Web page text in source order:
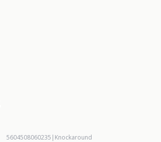
5604508060235 | Knockaround